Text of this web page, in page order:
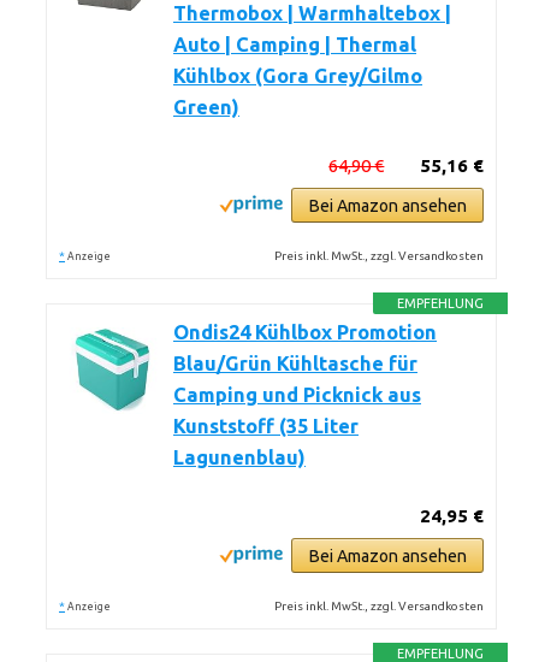
Thermobox | Warmhaltebox |
Auto | Camping | Thermal
Kühlbox (Gora Grey/Gilmo
Green)
55,16 €
64,90 €
Bei Amazon ansehen
* Anzeige Preis inkl. MwSt., zzgl. Versandkosten
EMPFEHLUNG
Ondis24 Kühlbox Promotion
Blau/Grün Kühltasche für
Camping und Picknick aus
Kunststoff (35 Liter
Lagunenblau)
24,95 €
Bei Amazon ansehen
* Anzeige Preis inkl. MwSt., zzgl. Versandkosten
EMPFEHLUNG